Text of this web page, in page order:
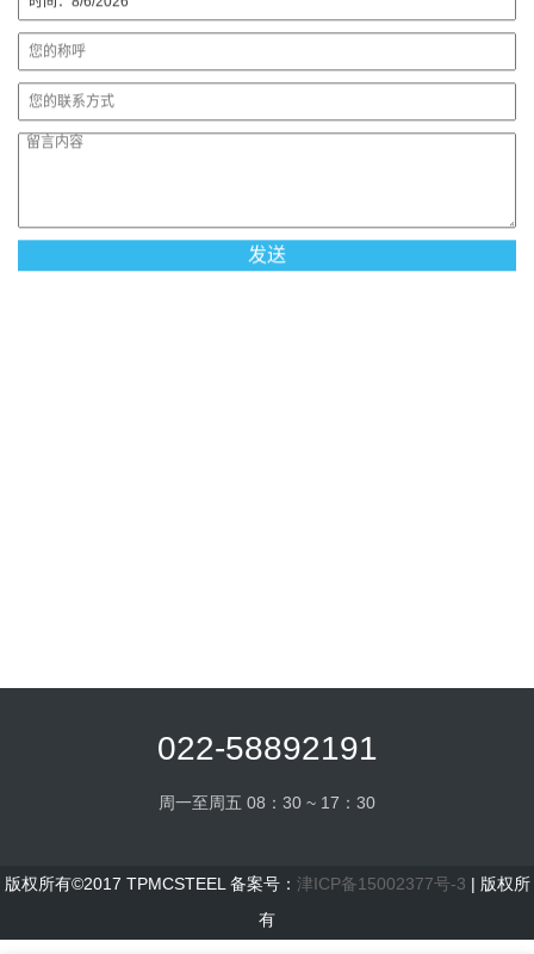
022-58892191
周一至周五 08：30 ~ 17：30
版权所有©2017 TPMCSTEEL 备案号： 津ICP备15002377号-3 | 版权所
有